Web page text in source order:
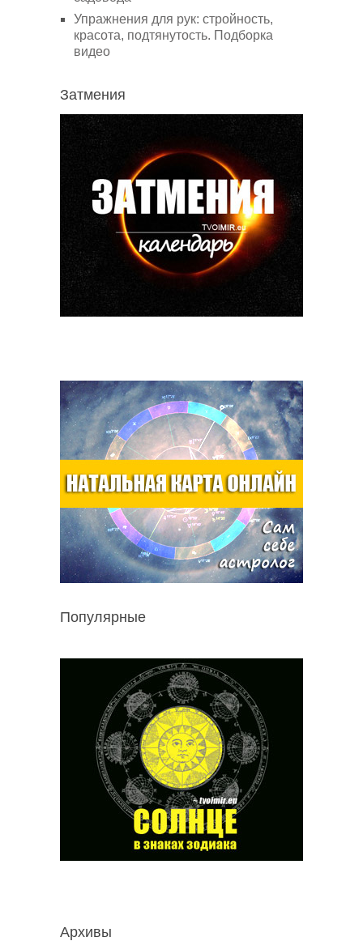
Упражнения для рук: стройность,
красота, подтянутость. Подборка
видео
Затмения
Популярные
Архивы